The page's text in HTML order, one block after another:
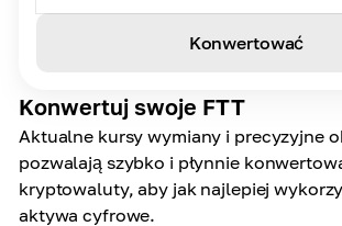
Konwertuj swoje FTT
Aktualne kursy wymiany i precyzyjne
pozwalają szybko i płynnie
kryptowaluty, aby jak najlepiej
aktywa cyfrowe.
Konwertować